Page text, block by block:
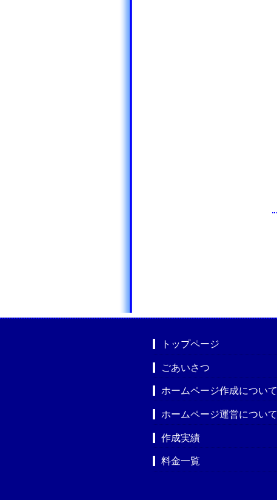
トップページ
ごあいさつ
ホームページ作成について
ホームページ運営について
作成実績
料金一覧